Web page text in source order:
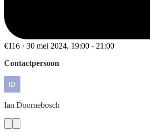
€116 · 30 mei 2024, 19:00 - 21:00
Contactpersoon
Ian Doornebosch